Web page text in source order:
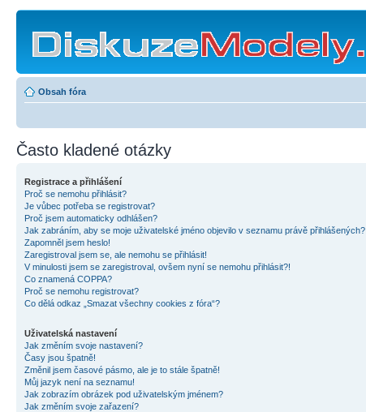
Obsah fóra
Často kladené otázky
Registrace a přihlášení
Proč se nemohu přihlásit?
Je vůbec potřeba se registrovat?
Proč jsem automaticky odhlášen?
Jak zabráním, aby se moje uživatelské jméno objevilo v seznamu právě přihlášených?
Zapomněl jsem heslo!
Zaregistroval jsem se, ale nemohu se přihlásit!
V minulosti jsem se zaregistroval, ovšem nyní se nemohu přihlásit?!
Co znamená COPPA?
Proč se nemohu registrovat?
Co dělá odkaz „Smazat všechny cookies z fóra“?
Uživatelská nastavení
Jak změním svoje nastavení?
Časy jsou špatně!
Změnil jsem časové pásmo, ale je to stále špatně!
Můj jazyk není na seznamu!
Jak zobrazím obrázek pod uživatelským jménem?
Jak změním svoje zařazení?